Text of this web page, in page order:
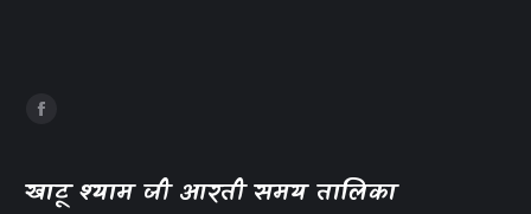
खाटू श्याम जी आरती समय तालिका